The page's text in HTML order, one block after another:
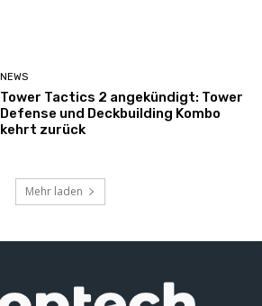
NEWS
Tower Tactics 2 angekündigt: Tower
Defense und Deckbuilding Kombo
kehrt zurück
Mehr laden